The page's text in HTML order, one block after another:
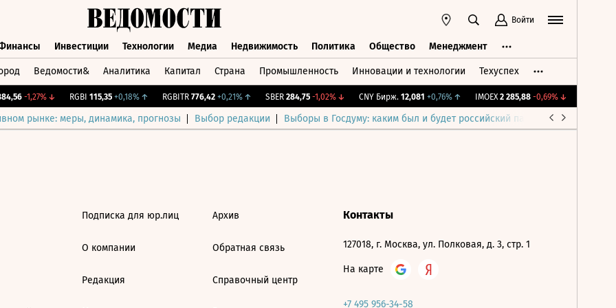
Войти
Инвестиции Технологии Медиа Недвижимость Политика Общество Менеджмент
Ведомости& Аналитика Капитал Страна Промышленность Инновации и технологии Техуспех
-1,27%↓ RGBI 115,35 +0,18%↑ RGBITR 776,42 +0,21%↑ SBER 284,75 -1,02%↓ CNY Бирж. 12,081 +0,76%↑ IMOEX 2 285,88 -0,69%↓
рынке: меры, динамика, прогнозы Выбор редакции Выборы в Госдуму: каким был и будет российский парламент
Подписка для юр.лиц
О компании
Редакция
Архив
Обратная связь
Справочный центр
Контакты
127018, г. Москва, ул. Полковая, д. 3, стр. 1
На карте
+7 495 956-34-58